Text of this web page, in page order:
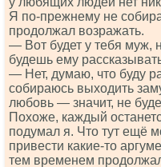
Я по-прежнему не
продолжал возражать.
— Вот будет у тебя муж,
будешь ему
— Нет, думаю, что буду
собираюсь выходить
любовь — значит, не
Похоже, каждый
подумал я. Что тут ещё
привести какие-то
тем временем